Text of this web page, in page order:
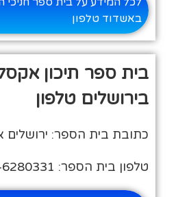
באשדוד טלפון
בית ספר תיכון
בירושלים טלפון
כתובת בית הספר: ירושלים
טלפון בית הספר: 02-6280331